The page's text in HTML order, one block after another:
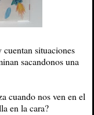
cuentan situaciones
sacandonos una
cuando nos ven en el
en la cara?